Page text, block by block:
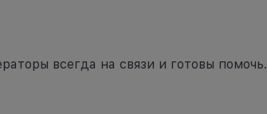
всегда на связи и готовы помочь.